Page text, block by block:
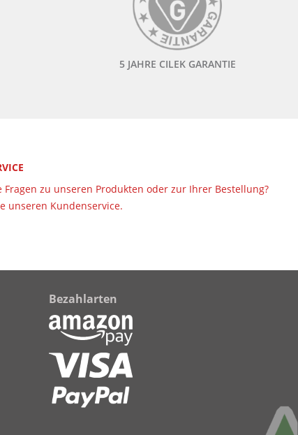
5 JAHRE CILEK GARANTIE
Fragen zu unseren Produkten oder zur Ihrer Bestellung?
unseren Kundenservice.
Bezahlarten